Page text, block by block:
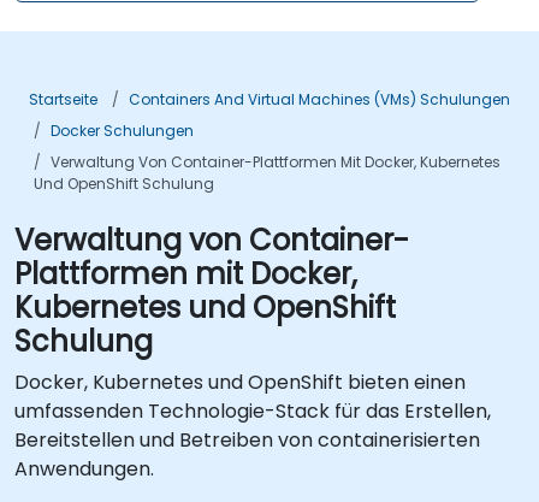
Startseite
Containers And Virtual Machines (VMs) Schulungen
Docker Schulungen
Verwaltung Von Container-Plattformen Mit Docker, Kubernetes
Und OpenShift Schulung
Verwaltung von Container-
Plattformen mit Docker,
Kubernetes und OpenShift
Schulung
Docker, Kubernetes und OpenShift bieten einen
umfassenden Technologie-Stack für das Erstellen,
Bereitstellen und Betreiben von containerisierten
Anwendungen.